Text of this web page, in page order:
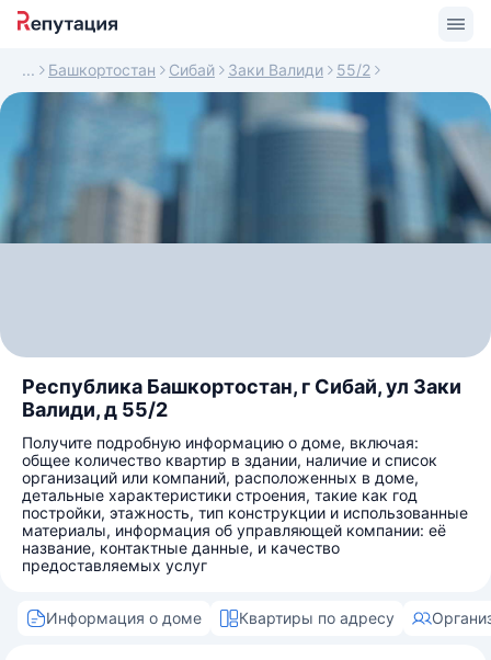
Башкортостан Сибай Заки Валиди 55/2
Республика Башкортостан, г Сибай, ул Заки
Валиди, д 55/2
Получите подробную информацию о доме, включая:
общее количество квартир в здании, наличие и список
организаций или компаний, расположенных в доме,
детальные характеристики строения, такие как год
постройки, этажность, тип конструкции и использованные
материалы, информация об управляющей компании: её
название, контактные данные, и качество
предоставляемых услуг
Информация о доме Квартиры по адресу